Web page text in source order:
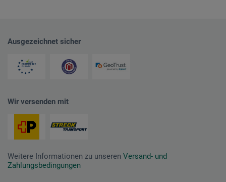
Ausgezeichnet sicher
Wir versenden mit
Weitere Informationen zu unseren Versand- und
Zahlungsbedingungen